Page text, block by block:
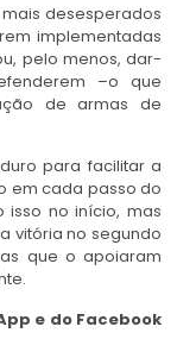
desesperados
implementadas
pelo menos, dar-
–o que
de armas de
para facilitar a
em cada passo do
isso no início, mas
vitória no segundo
que o apoiaram
e do Facebook